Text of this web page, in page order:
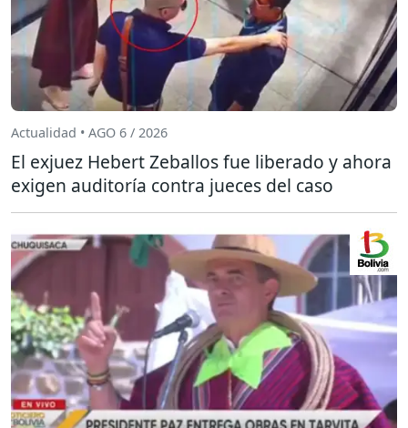
Actualidad • AGO 6 / 2026
El exjuez Hebert Zeballos fue liberado y ahora
exigen auditoría contra jueces del caso